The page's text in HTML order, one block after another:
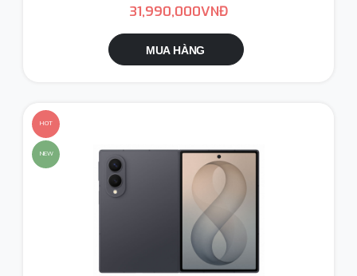
31,990,000VNĐ
MUA HÀNG
HOT
NEW